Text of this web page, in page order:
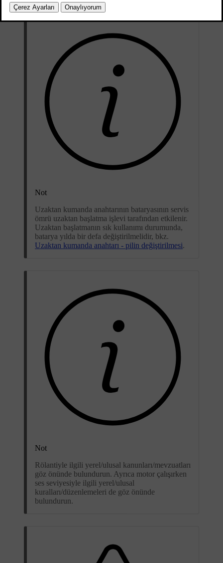
Not
Uzaktan kumanda anahtarının bataryasının servis
ömrü uzaktan başlatma işlevi tarafından etkilenir.
Uzaktan başlatmanın sık kullanımı durumunda,
batarya yılda bir defa değiştirilmelidir, bkz.
Uzaktan kumanda anahtarı - pilin değiştirilmesi.
Not
Rölantiyle ilgili yerel/ulusal kanunları/mevzuatları
göz önünde bulundurun. Ayrıca motor çalışırken
ses seviyesiyle ilgili yerel/ulusal
kuralları/düzenlemeleri de göz önünde
bulundurun.